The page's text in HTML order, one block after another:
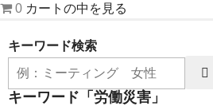
UNIBOについて
お問い合わせ
0 カートの中を見る
キーワード検索
キーワード「労働災害」